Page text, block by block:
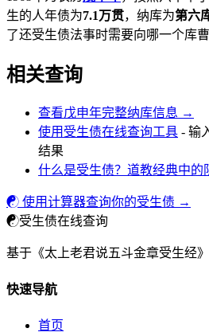
生的人年债为7.1万贯，纳库为第六
了还受生债法事时需要向哪一个库
相关查询
查看戊申年完整纳库信息 →
使用受生债在线查询工具 - 输
结果
什么是受生债？道教经典中的
☯ 使用计算器查询你的受生债 →
☯受生债在线查询
基于《太上老君说五斗金章受生经
快速导航
首页